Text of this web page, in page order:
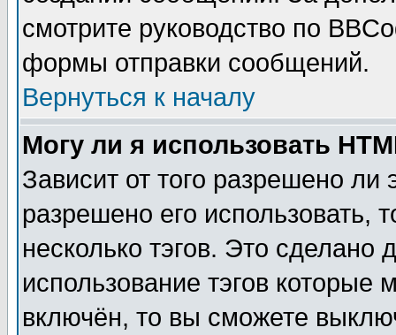
смотрите руководство по
формы отправки сообщений.
Вернуться к началу
Могу ли я использовать
Зависит от того разрешено
разрешено его использовать,
несколько тэгов. Это сделано
использование тэгов
включён, то вы сможете